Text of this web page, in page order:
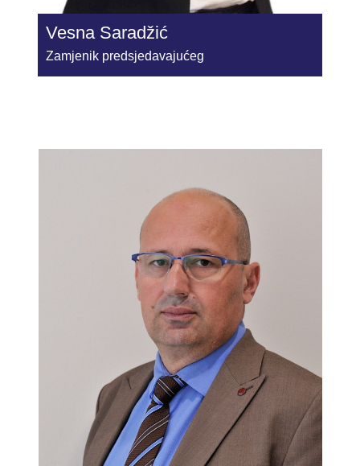
Vesna Saradžić
Zamjenik predsjedavajućeg